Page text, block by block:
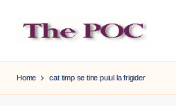
content
Home cat timp se tine puiul la frigider